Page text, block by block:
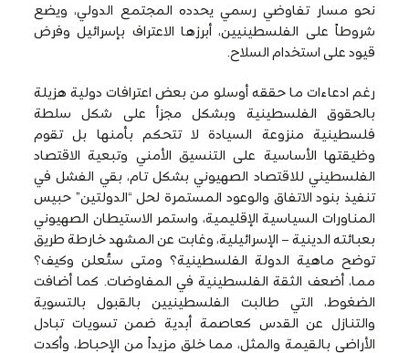
نحو مسار تفاوضي رسمي يحدده المجتمع الدولي، ويضع
شروطاً على الفلسطينيين، أبرزها الاعتراف بإسرائيل وفرض
قيود على استخدام السلاح.
رغم ادعاءات ما حققه أوسلو من بعض اعترافات دولية هزيلة
بالحقوق الفلسطينية وبشكل مجزأ على شكل سلطة
فلسطينية منزوعة السيادة لا تتحكم بأمنها بل تقوم
وظيقتها الأساسية على التنسيق الأمني وتبعية الاقتصاد
الفلسطيني للاقتصاد الصهيوني بشكل تام، بقي الفشل في
تنفيذ بنود الاتفاق والوعود المستمرة لحل “الدولتين” حبيس
المناورات السياسية الإقليمية، واستمر الاستيطان الصهيوني
بعبائته الدينية – الإسرائيلية، وغابت عن المشهد خارطة طريق
توضح ماهية الدولة الفلسطينية؟ ومتى ستُعلن وكيف؟
مما، أضعف الثقة الفلسطينية في المفاوضات. كما أضافت
الضغوط، التي طالبت الفلسطينيين بالقبول بالتسوية
والتنازل عن القدس كعاصمة أبدية ضمن تسويات تبادل
الأراضي بالقيمة والمثل، مما خلق مزيداً من الإحباط، وأكدت